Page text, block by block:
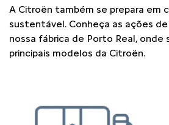
A Citroën também se prepara em
sustentável. Conheça as ações
nossa fábrica de Porto Real, onde
principais modelos da Citroën.